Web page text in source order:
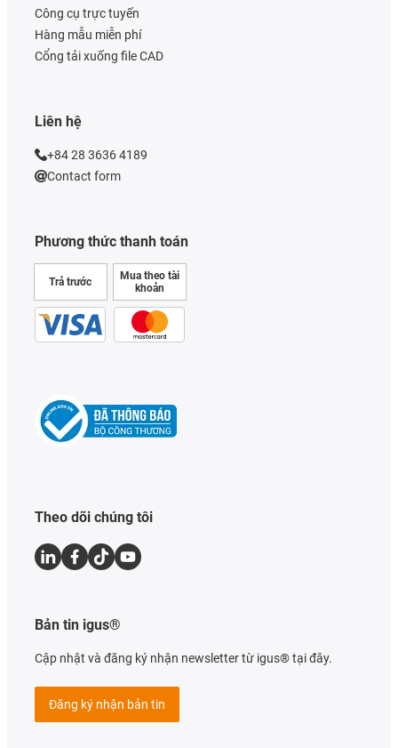
Phương thức thanh toán
Trả trước
Mua theo tài
khoản
Công cụ trực tuyến
Hàng mẫu miễn phí
Cổng tải xuống file CAD
Liên hệ
+84 28 3636 4189
Contact form
Theo dõi chúng tôi
Bản tin igus®
Cập nhật và đăng ký nhận newsletter từ igus® tại đây.
Đăng ký nhận bản tin